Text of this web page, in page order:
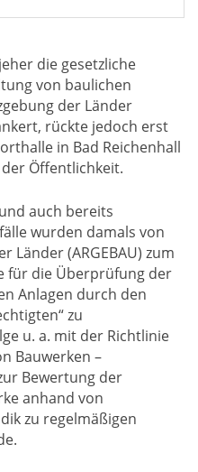
die gesetzliche
von baulichen
der Länder
rückte jedoch erst
in Bad Reichenhall
der Öffentlichkeit.
auch bereits
wurden damals von
Länder (ARGEBAU) zum
für die Überprüfung der
Anlagen durch den
zu
u. a. mit der Richtlinie
Bauwerken –
Bewertung der
anhand von
zu regelmäßigen